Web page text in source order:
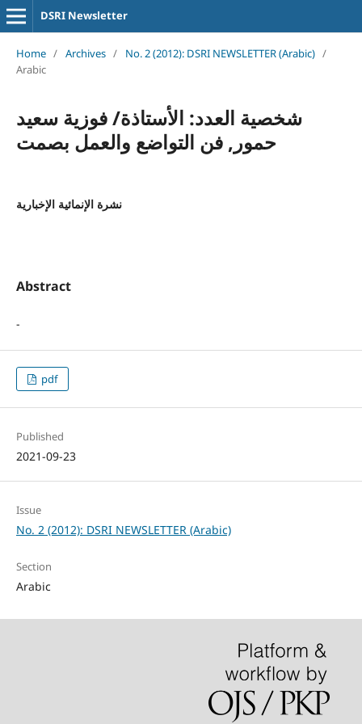
DSRI Newsletter
Home / Archives / No. 2 (2012): DSRI NEWSLETTER (Arabic) /
Arabic
شخصية العدد: الأستاذة/ فوزية سعيد
حمور, فن التواضع والعمل بصمت
نشرة الإنمائية الإخبارية
Abstract
-
pdf
Published
2021-09-23
Issue
No. 2 (2012): DSRI NEWSLETTER (Arabic)
Section
Arabic